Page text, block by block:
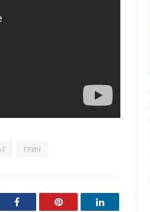
ГЛИЧ
Facebook Pinterest LinkedIn